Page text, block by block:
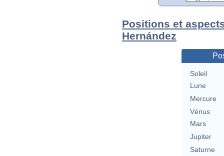
Positions et
Hernández
Soleil
Lune
Mercure
Vénus
Mars
Jupiter
Saturne